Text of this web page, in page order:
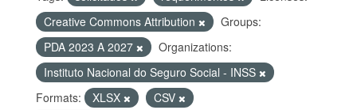
Creative Commons Attribution
Groups:
PDA 2023 A 2027
Organizations:
Instituto Nacional do Seguro Social - INSS
Formats:
XLSX
CSV